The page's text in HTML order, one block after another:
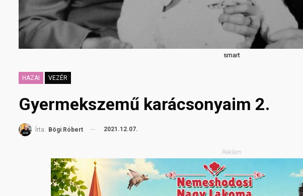
smart
HAZAI VEZÉR
Gyermekszemű karácsonyaim 2.
Írta: Bögi Róbert 2021.12.07.
Reklám